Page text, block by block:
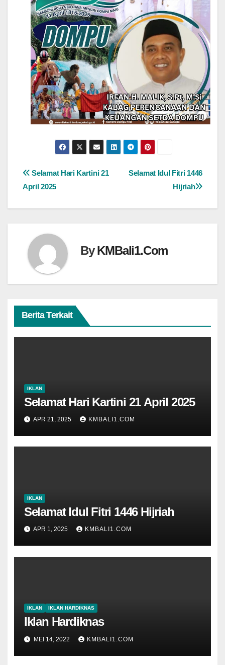
Navigasi
pos
Selamat Idul Fitri 1446
Hijriah
Selamat Hari Kartini 21
April 2025
ByKMBali1.Com
Berita Terkait
IKLAN
Selamat Hari Kartini 21 April 2025
APR 21, 2025 KMBALI1.COM
IKLAN
Selamat Idul Fitri 1446 Hijriah
APR 1, 2025 KMBALI1.COM
IKLAN IKLAN HARDIKNAS
Iklan Hardiknas
MEI 14, 2022 KMBALI1.COM